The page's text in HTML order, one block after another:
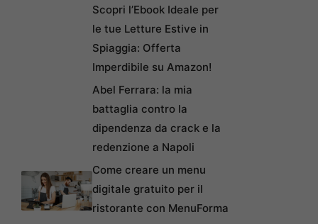
Scopri l’Ebook Ideale per
le tue Letture Estive in
Spiaggia: Offerta
Imperdibile su Amazon!
Abel Ferrara: la mia
battaglia contro la
dipendenza da crack e la
redenzione a Napoli
Come creare un menu
digitale gratuito per il
ristorante con MenuForma